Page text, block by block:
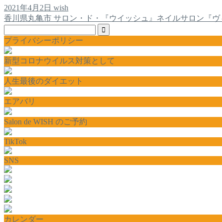
2021年4月2日 wish
香川県丸亀市 サロン・ド・『ウイッシュ』ネイルサロン『
プライバシーポリシー
新型コロナウイルス対策として
人生最後のダイエット
エアバリ
Salon de WISH のご予約
TikTok
SNS
カレンダー